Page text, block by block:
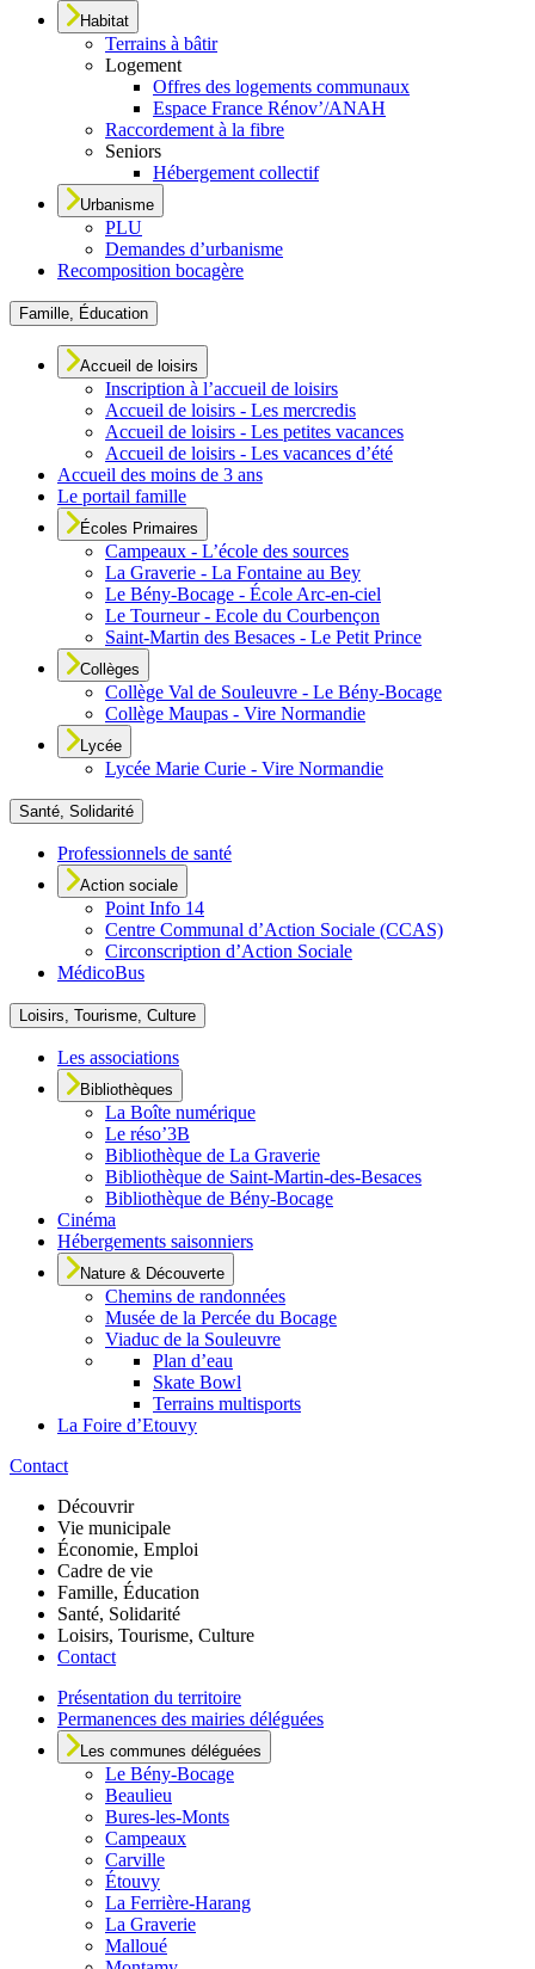
Habitat
Terrains à bâtir
Logement
Offres des logements communaux
Espace France Rénov’/ANAH
Raccordement à la fibre
Seniors
Hébergement collectif
Urbanisme
PLU
Demandes d’urbanisme
Recomposition bocagère
Famille, Éducation
Accueil de loisirs
Inscription à l’accueil de loisirs
Accueil de loisirs - Les mercredis
Accueil de loisirs - Les petites vacances
Accueil de loisirs - Les vacances d’été
Accueil des moins de 3 ans
Le portail famille
Écoles Primaires
Campeaux - L’école des sources
La Graverie - La Fontaine au Bey
Le Bény-Bocage - École Arc-en-ciel
Le Tourneur - Ecole du Courbençon
Saint-Martin des Besaces - Le Petit Prince
Collèges
Collège Val de Souleuvre - Le Bény-Bocage
Collège Maupas - Vire Normandie
Lycée
Lycée Marie Curie - Vire Normandie
Santé, Solidarité
Professionnels de santé
Action sociale
Point Info 14
Centre Communal d’Action Sociale (CCAS)
Circonscription d’Action Sociale
MédicoBus
Loisirs, Tourisme, Culture
Les associations
Bibliothèques
La Boîte numérique
Le réso’3B
Bibliothèque de La Graverie
Bibliothèque de Saint-Martin-des-Besaces
Bibliothèque de Bény-Bocage
Cinéma
Hébergements saisonniers
Nature & Découverte
Chemins de randonnées
Musée de la Percée du Bocage
Viaduc de la Souleuvre
Plan d’eau
Skate Bowl
Terrains multisports
La Foire d’Etouvy
Contact
Découvrir
Vie municipale
Économie, Emploi
Cadre de vie
Famille, Éducation
Santé, Solidarité
Loisirs, Tourisme, Culture
Contact
Présentation du territoire
Permanences des mairies déléguées
Les communes déléguées
Le Bény-Bocage
Beaulieu
Bures-les-Monts
Campeaux
Carville
Étouvy
La Ferrière-Harang
La Graverie
Malloué